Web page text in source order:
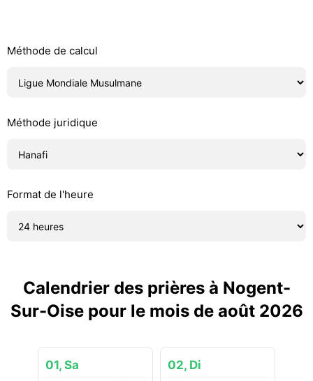
Méthode de calcul
Méthode juridique
Format de l'heure
Calendrier des prières à Nogent-
Sur-Oise pour le mois de août 2026
01, Sa 02, Di